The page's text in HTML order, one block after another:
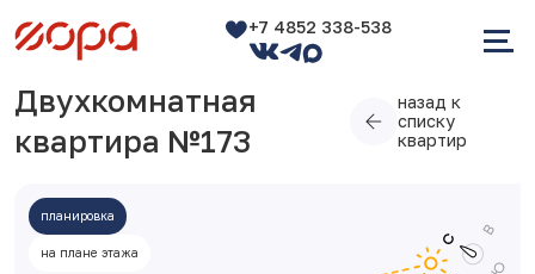
+7 4852 338-538
Двухкомнатная
квартира №173
назад к
списку
квартир
планировка
на плане этажа